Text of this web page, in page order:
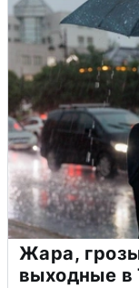
Жара,
выходные в